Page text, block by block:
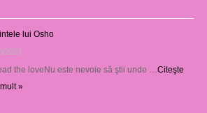
lui Osho
2023
the loveNu este nevoie să ştii unde …Citeşte
»